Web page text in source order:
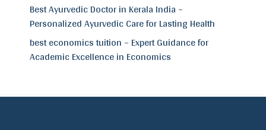
Best Ayurvedic Doctor in Kerala India –
Personalized Ayurvedic Care for Lasting Health
best economics tuition – Expert Guidance for
Academic Excellence in Economics